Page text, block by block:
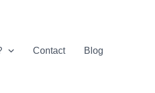
Contact Blog